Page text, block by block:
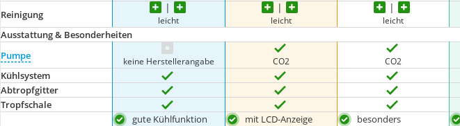
Reinigung leicht leicht leicht
Ausstattung & Besonderheiten
Pumpe
keine Herstellerangabe CO2 CO2
Kühlsystem
Abtropfgitter
Tropfschale
gute Kühlfunktion
mit LCD-Anzeige
besonders